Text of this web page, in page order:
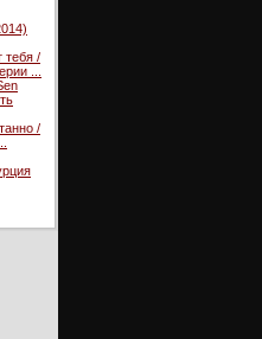
тебя /
...
/